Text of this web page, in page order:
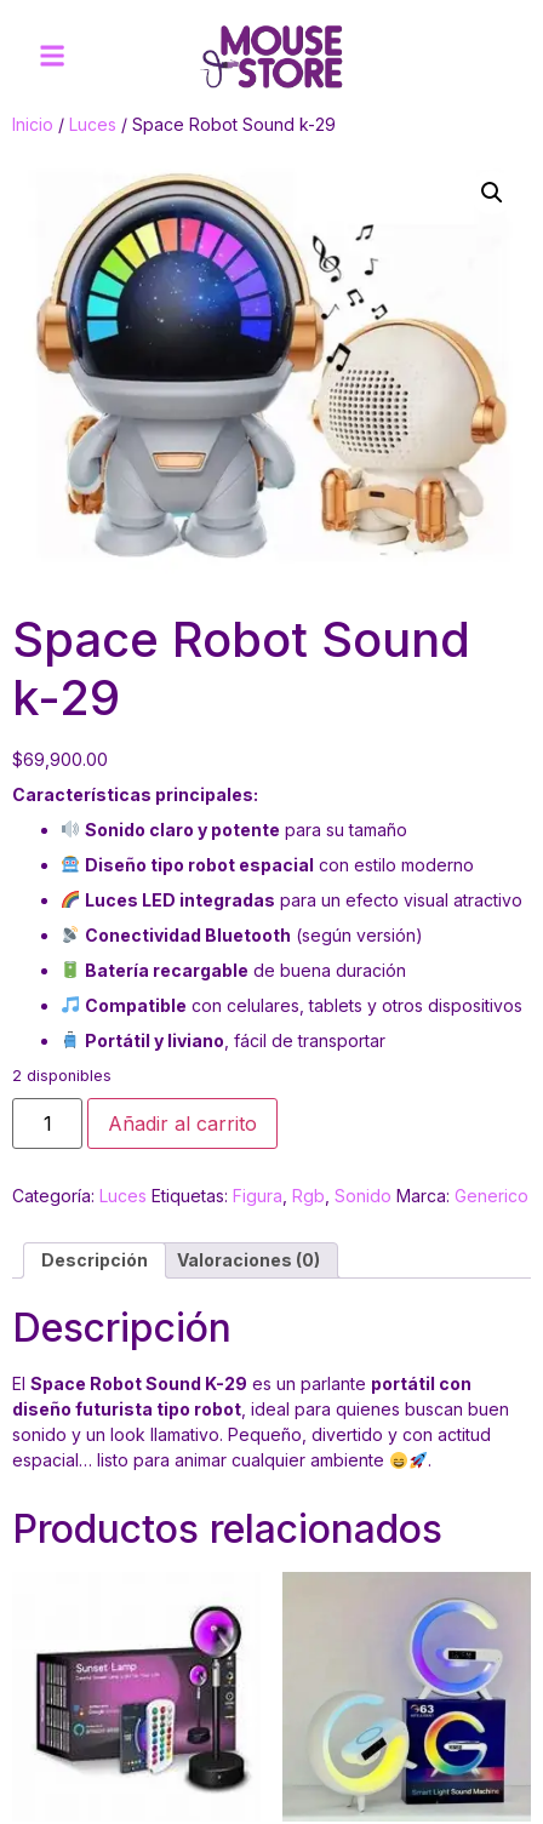
Inicio / Luces / Space Robot Sound k-29
Space Robot Sound
k-29
$69,900.00
Características principales:
Sonido claro y potente para su tamaño
Diseño tipo robot espacial con estilo moderno
Luces LED integradas para un efecto visual atractivo
Conectividad Bluetooth (según versión)
Batería recargable de buena duración
Compatible con celulares, tablets y otros dispositivos
Portátil y liviano , fácil de transportar
2 disponibles
Añadir al carrito
Categoría: Luces Etiquetas: Figura Rgb Sonido Marca: Generico
Descripción Valoraciones (0)
Descripción
El Space Robot Sound K-29 es un parlante portátil con
diseño futurista tipo robot , ideal para quienes buscan buen
sonido y un look llamativo. Pequeño, divertido y con actitud
espacial… listo para animar cualquier ambiente
.
Productos relacionados